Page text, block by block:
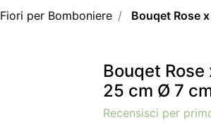
Fiori per Bomboniere Bouqet Rose
Bouqet
25 cm Ø 7
Recensisci per